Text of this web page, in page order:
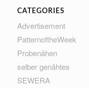
CATEGORIES
Advertisement
PatternoftheWeek
Probenähen
selber genähtes
SEWERA